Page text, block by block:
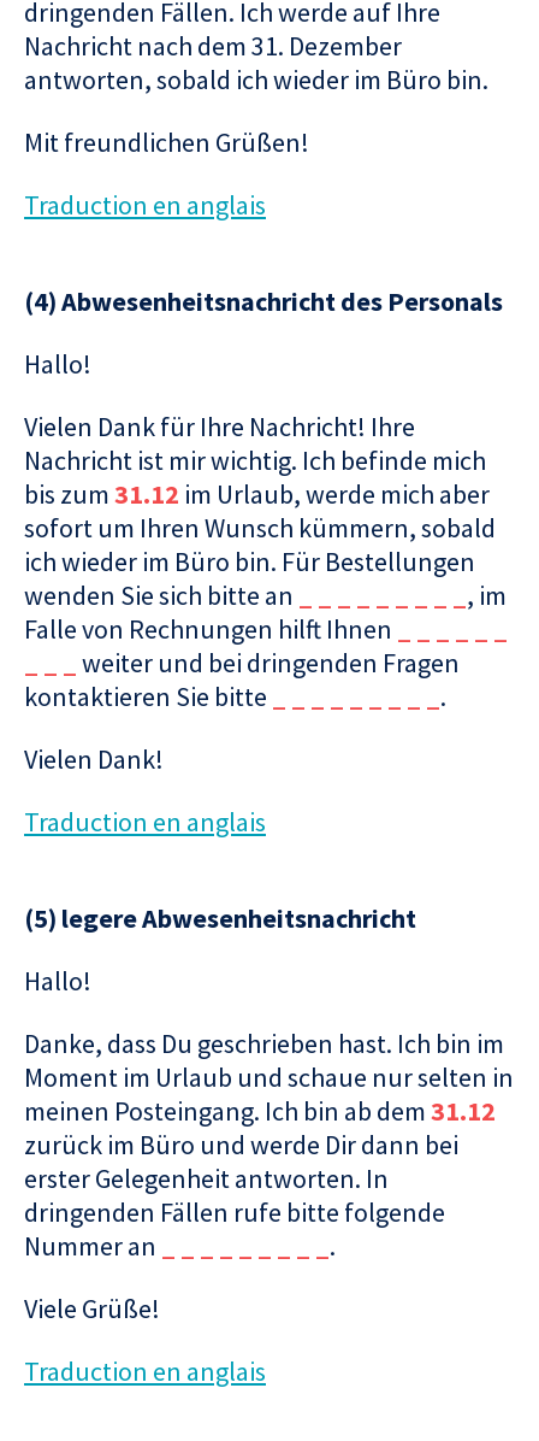
dringenden Fällen. Ich werde auf Ihre
Nachricht nach dem 31. Dezember
antworten, sobald ich wieder im Büro bin.
Mit freundlichen Grüßen!
Traduction en anglais
(4) Abwesenheitsnachricht des Personals
Hallo!
Vielen Dank für Ihre Nachricht! Ihre
Nachricht ist mir wichtig. Ich befinde mich
bis zum31.12 im Urlaub, werde mich aber
sofort um Ihren Wunsch kümmern, sobald
ich wieder im Büro bin. Für Bestellungen
wenden Sie sich bitte an
, im
Falle von Rechnungen hilft Ihnen
weiter und bei dringenden Fragen
kontaktieren Sie bitte
.
Vielen Dank!
Traduction en anglais
(5) legere Abwesenheitsnachricht
Hallo!
Danke, dass Du geschrieben hast. Ich bin im
Moment im Urlaub und schaue nur selten in
meinen Posteingang. Ich bin ab dem31.12
zurück im Büro und werde Dir dann bei
erster Gelegenheit antworten. In
dringenden Fällen rufe bitte folgende
Nummer an
.
Viele Grüße!
Traduction en anglais